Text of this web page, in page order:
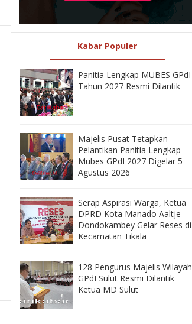
Kabar Populer
Panitia Lengkap MUBES GPdI
Tahun 2027 Resmi Dilantik
Majelis Pusat Tetapkan
Pelantikan Panitia Lengkap
Mubes GPdI 2027 Digelar 5
Agustus 2026
‎Serap Aspirasi Warga, Ketua
DPRD Kota Manado Aaltje
Dondokambey Gelar Reses di
Kecamatan Tikala ‎
128 Pengurus Majelis Wilayah
GPdI Sulut Resmi Dilantik
Ketua MD Sulut